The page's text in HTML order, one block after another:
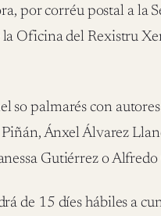
por corréu postal a la
la Oficina del Rexistru
so palmarés con
Ánxel Álvarez
Gutiérrez o Alfredo
de 15 díes hábiles a